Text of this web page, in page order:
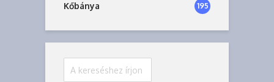
Kőbánya 195